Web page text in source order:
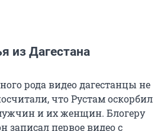
из Дагестана
рода видео дагестанцы не
что Рустам оскорбил
и их женщин. Блогеру
записал первое видео с